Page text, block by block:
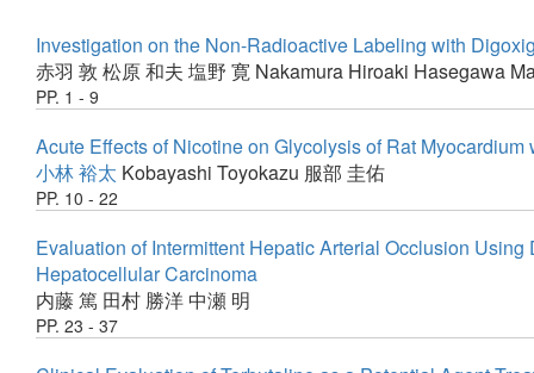
Investigation on the Non-Radioactive Labeling with
赤羽 敦 松原 和夫 塩野 寛 Nakamura Hiroaki Hasegawa
PP. 1 - 9
Acute Effects of Nicotine on Glycolysis of Rat
小林 裕太 Kobayashi Toyokazu 服部 圭佑
PP. 10 - 22
Evaluation of Intermittent Hepatic Arterial Occlusion
Hepatocellular Carcinoma
内藤 篤 田村 勝洋 中瀬 明
PP. 23 - 37